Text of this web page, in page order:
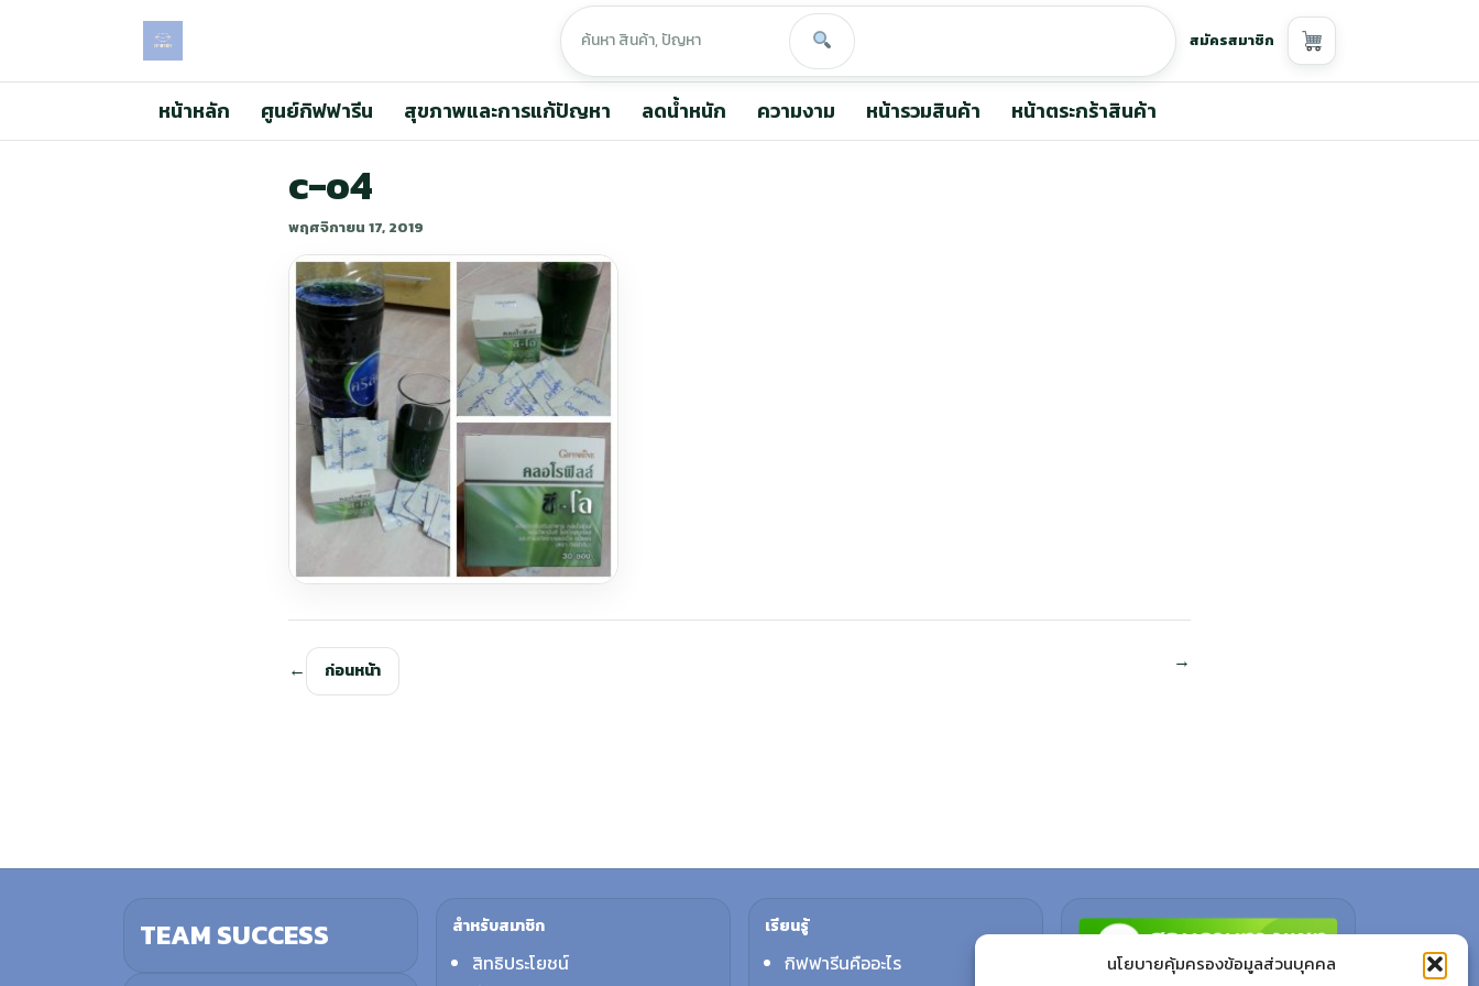
นโยบายคุ้มครองข้อมูลส่วนบุคคล
สมัครสมาชิก
หน้าหลัก ศูนย์กิฟฟารีน สุขภาพและการแก้ปัญหา ลดน้ำหนัก ความงาม หน้ารวมสินค้า หน้าตระกร้าสินค้า
c-o4
พฤศจิกายน 17, 2019
ก่อนหน้า
TEAM SUCCESS สำหรับสมาชิก
สิทธิประโยชน์
เรียนรู้
กิฟฟารีนคืออะไร